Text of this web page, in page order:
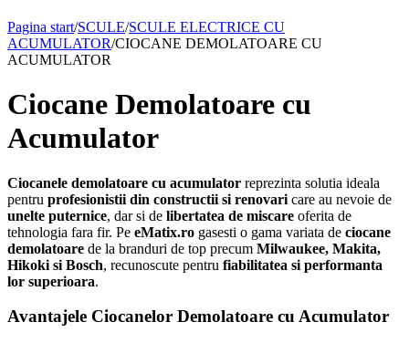
Pagina start/SCULE/SCULE ELECTRICE CU
ACUMULATOR/CIOCANE DEMOLATOARE CU
ACUMULATOR
Ciocane Demolatoare cu
Acumulator
Ciocanele demolatoare cu acumulator reprezinta solutia ideala
pentru profesionistii din constructii si renovari care au nevoie de
unelte puternice, dar si de libertatea de miscare oferita de
tehnologia fara fir. Pe eMatix.ro gasesti o gama variata de ciocane
demolatoare de la branduri de top precum Milwaukee, Makita,
Hikoki si Bosch, recunoscute pentru fiabilitatea si performanta
lor superioara.
Avantajele Ciocanelor Demolatoare cu Acumulator